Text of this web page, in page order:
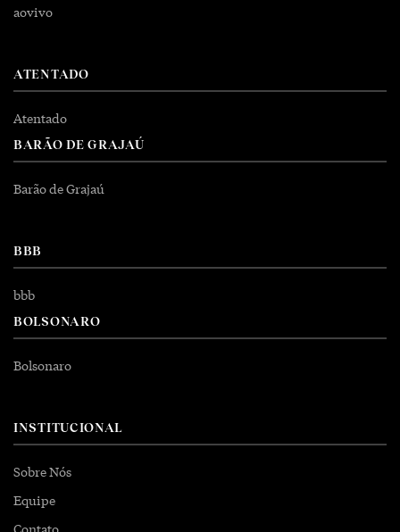
aovivo
ATENTADO
Atentado
BARÃO DE GRAJAÚ
Barão de Grajaú
BBB
bbb
BOLSONARO
Bolsonaro
INSTITUCIONAL
Sobre Nós
Equipe
Contato